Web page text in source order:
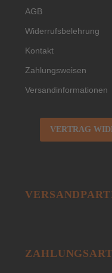
AGB
Widerrufsbelehrung
Kontakt
Zahlungsweisen
Versandinformationen
VERTRAG